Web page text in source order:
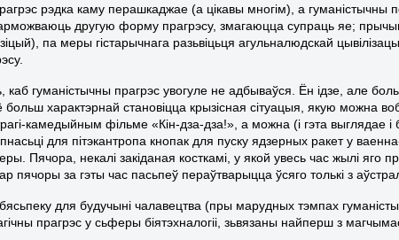
рэдка каму перашкаджае (а цікавы многім), а
другую форму прагрэсу, змагаюцца супраць яе;
па меры гістарычнага разьвіцьця агульналюдскай
каб гуманістычны прагрэс увогуле не адбываўся. Ён ідзе, але
больш характэрнай становіцца крызісная сітуацыя, якую можна
камедыйным фільме «Кін-дза-дза!», а можна (і гэта выглядае
для пітэкантропа кнопак для пуску ядзерных ракет у
Пячора, некалі закіданая косткамі, у якой увесь час жылі
пячоры за гэты час пасьпеў пераўтварыцца ўсяго толькі з
для будучыні чалавецтва (пры марудных тэмпах
прагрэс у сьферы біятэхналогіі, зьвязаны найперш з